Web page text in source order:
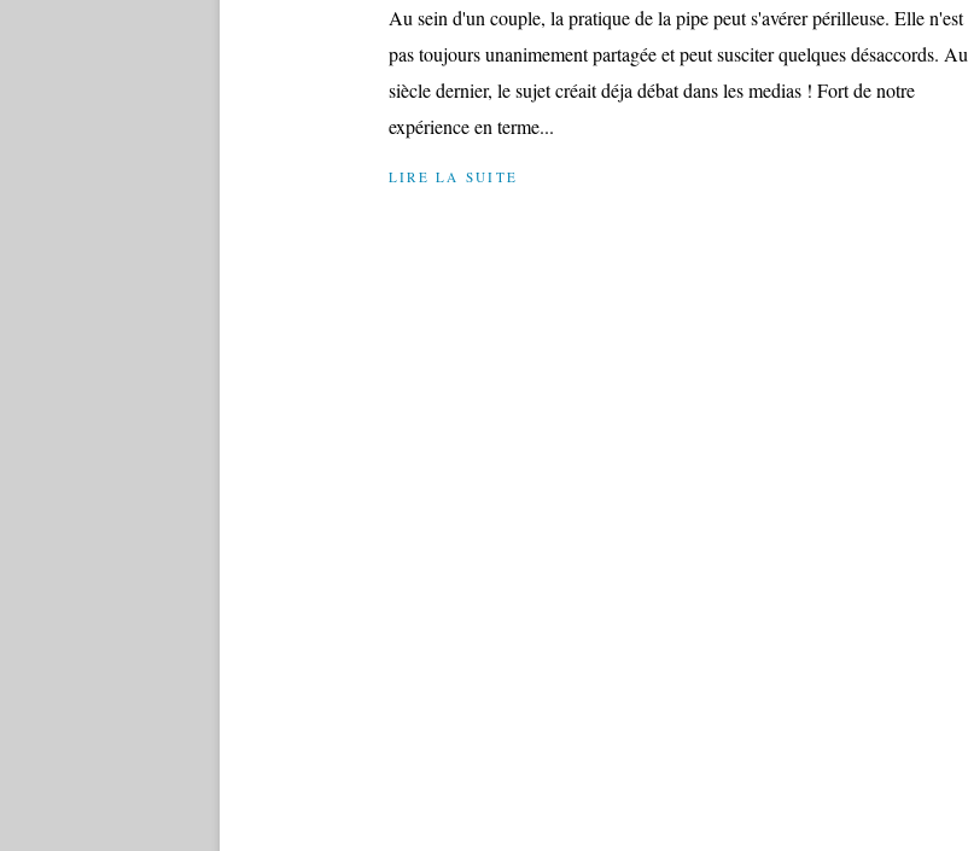
Au sein d'un couple, la pratique de la pipe peut s'avérer périlleuse. Elle n'est
pas toujours unanimement partagée et peut susciter quelques désaccords. Au
siècle dernier, le sujet créait déja débat dans les medias ! Fort de notre
expérience en terme...
LIRE LA SUITE